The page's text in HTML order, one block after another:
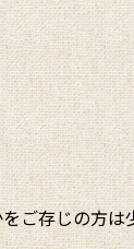
ご存じの方